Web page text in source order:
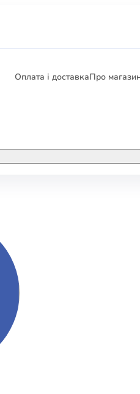
Оплата і доставкаПро
ЕЛЕКТРОННІ КНИГИ
КНИГА В КОМПЛЕКТІ